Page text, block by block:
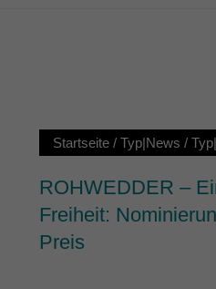
Startseite/ Typ|News /
ROHWEDDER –
Freiheit:
Preis
Wenn Cookies von externen Medien